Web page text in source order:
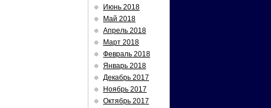
Июнь 2018
Май 2018
Апрель 2018
Март 2018
Февраль 2018
Январь 2018
Декабрь 2017
Ноябрь 2017
Октябрь 2017